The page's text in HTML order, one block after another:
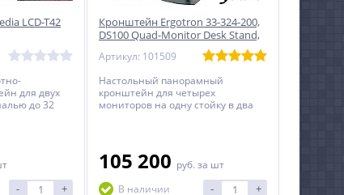
LCD-T42
для двух
до 32
- +
Кронштейн Ergotron 33-324-200,
DS100 Quad-Monitor Desk Stand,
Артикул: 101509
Настольный панорамный
кронштейн для четырех
мониторов на одну стойку в два
105 200 руб. за шт
В наличии
- +